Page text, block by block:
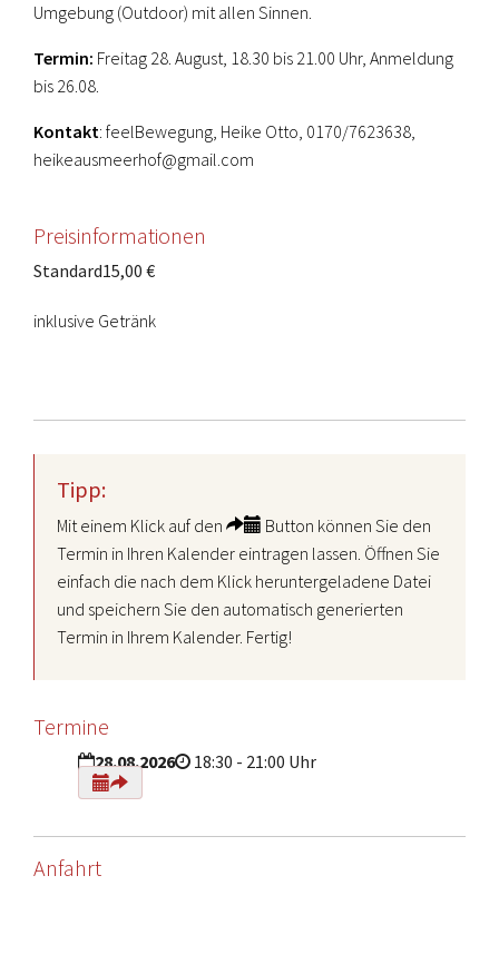
Umgebung (Outdoor) mit allen Sinnen.
Termin: Freitag 28. August, 18.30 bis 21.00 Uhr, Anmeldung
bis 26.08.
Kontakt: feelBewegung, Heike Otto, 0170/7623638,
heikeausmeerhof@gmail.com
Preisinformationen
Standard15,00 €
inklusive Getränk
Tipp:
Mit einem Klick auf den
Button können Sie den
Termin in Ihren Kalender eintragen lassen. Öffnen Sie
einfach die nach dem Klick heruntergeladene Datei
und speichern Sie den automatisch generierten
Termin in Ihrem Kalender. Fertig!
Termine
28.08.2026 18:30 - 21:00 Uhr
Anfahrt